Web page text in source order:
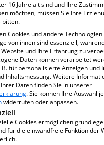
April 29, 2016 Messen,
16 Jahre alt sind und Ihre
möchten, müssen Sie Ihre
bitten.
Cookies und andere
von ihnen sind essenziell,
und Ihre Erfahrung zu
Daten können verarbeitet
B. für personalisierte Anzeigen und
Inhaltsmessung.Weitere
Daten finden Sie in unserer
.Sie können Ihre Auswahl
widerrufen oder anpassen.
Liste der Service-
Cookies ermöglichen
für die einwandfreie Funktion der